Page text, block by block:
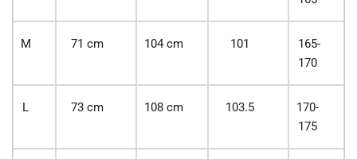
M 71 cm 104 cm 101
165-
170
L 73 cm 108 cm 103.5
170-
175